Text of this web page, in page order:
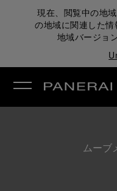
現在、閲覧中の地
の地域に関連した
地域バージョ
ムーブ